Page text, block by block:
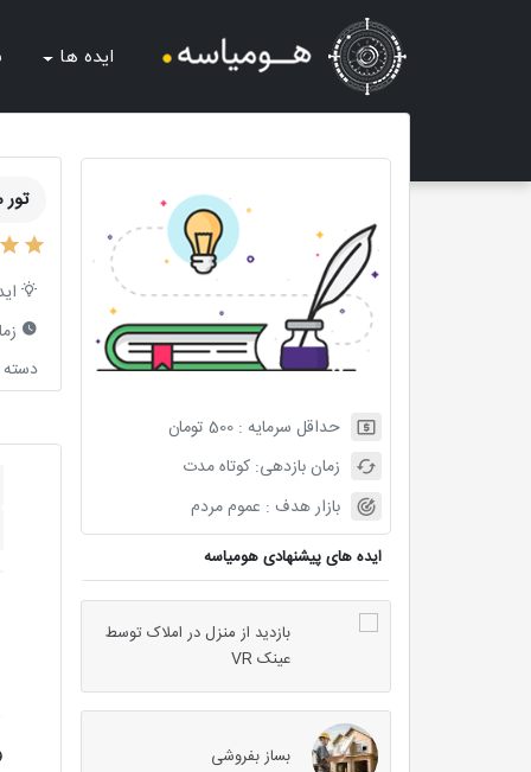
ایده ها
حداقل سرمایه :500 تومان
زمان بازدهی:کوتاه مدت
بازار هدف : عموم مردم
ایده های پیشنهادی هومیاسه
بازدید از منزل در املاک توسط
عینک VR
بساز بفروشی
تور